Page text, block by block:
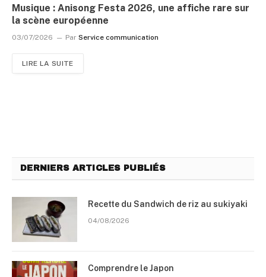
Musique : Anisong Festa 2026, une affiche rare sur
la scène européenne
03/07/2026 Par Service communication
LIRE LA SUITE
DERNIERS ARTICLES PUBLIÉS
Recette du Sandwich de riz au sukiyaki
04/08/2026
Comprendre le Japon